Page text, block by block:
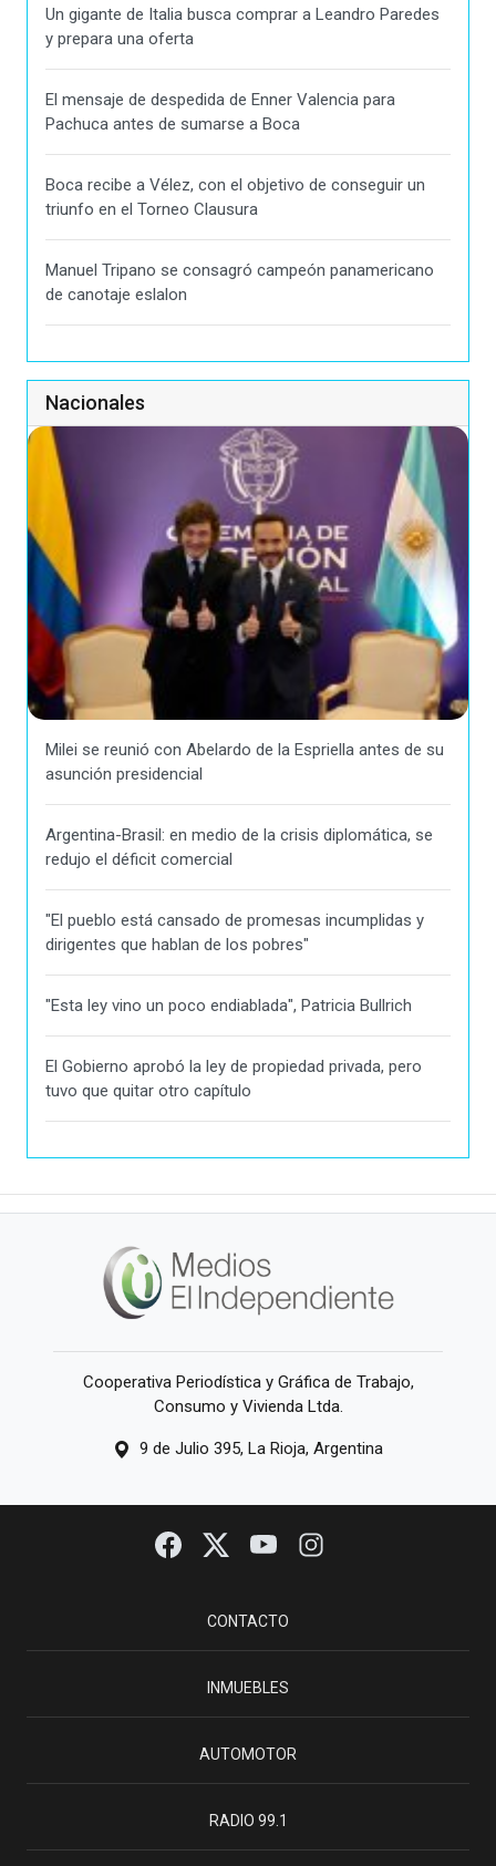
Un gigante de Italia busca comprar a Leandro Paredes
y prepara una oferta
El mensaje de despedida de Enner Valencia para
Pachuca antes de sumarse a Boca
Boca recibe a Vélez, con el objetivo de conseguir un
triunfo en el Torneo Clausura
Manuel Tripano se consagró campeón panamericano
de canotaje eslalon
Nacionales
Milei se reunió con Abelardo de la Espriella antes de su
asunción presidencial
Argentina-Brasil: en medio de la crisis diplomática, se
redujo el déficit comercial
"El pueblo está cansado de promesas incumplidas y
dirigentes que hablan de los pobres"
"Esta ley vino un poco endiablada", Patricia Bullrich
El Gobierno aprobó la ley de propiedad privada, pero
tuvo que quitar otro capítulo
Cooperativa Periodística y Gráfica de Trabajo,
Consumo y Vivienda Ltda.
9 de Julio 395, La Rioja, Argentina
CONTACTO
INMUEBLES
AUTOMOTOR
RADIO 99.1